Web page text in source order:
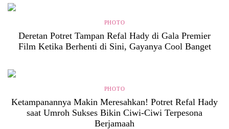
PHOTO
Deretan Potret Tampan Refal Hady di Gala Premier
Film Ketika Berhenti di Sini, Gayanya Cool Banget
PHOTO
Ketampanannya Makin Meresahkan! Potret Refal Hady
saat Umroh Sukses Bikin Ciwi-Ciwi Terpesona
Berjamaah